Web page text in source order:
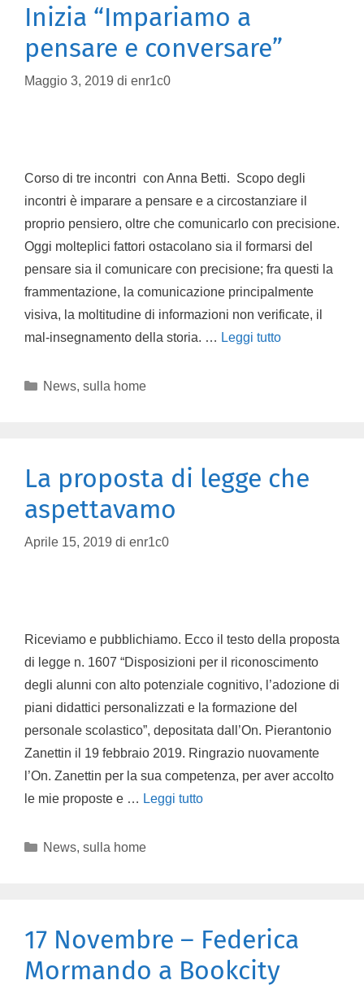
Inizia “Impariamo a
pensare e conversare”
Maggio 3, 2019 di enr1c0
Corso di tre incontri con Anna Betti. Scopo degli
incontri è imparare a pensare e a circostanziare il
proprio pensiero, oltre che comunicarlo con precisione.
Oggi molteplici fattori ostacolano sia il formarsi del
pensare sia il comunicare con precisione; fra questi la
frammentazione, la comunicazione principalmente
visiva, la moltitudine di informazioni non verificate, il
mal-insegnamento della storia. … Leggi tutto
News, sulla home
La proposta di legge che
aspettavamo
Aprile 15, 2019 di enr1c0
Riceviamo e pubblichiamo. Ecco il testo della proposta
di legge n. 1607 “Disposizioni per il riconoscimento
degli alunni con alto potenziale cognitivo, l’adozione di
piani didattici personalizzati e la formazione del
personale scolastico”, depositata dall’On. Pierantonio
Zanettin il 19 febbraio 2019. Ringrazio nuovamente
l’On. Zanettin per la sua competenza, per aver accolto
le mie proposte e … Leggi tutto
News, sulla home
17 Novembre – Federica
Mormando a Bookcity